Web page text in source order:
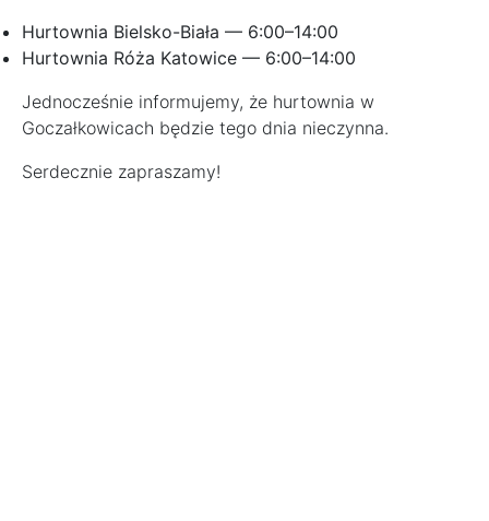
Hurtownia Bielsko-Biała — 6:00–14:00
Hurtownia Róża Katowice — 6:00–14:00
Jednocześnie informujemy, że hurtownia w
Goczałkowicach będzie tego dnia nieczynna.
Serdecznie zapraszamy!